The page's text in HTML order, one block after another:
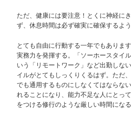
ただ、健康には要注意！とくに神経に
ず、休息時間は必ず確実に確保するよう
とても自由に行動する一年でもありま
実務力を発揮する。「ソーホースタイ
いう「リモートワーク」など出勤しな
イルがとてもしっくりくるはず。ただ
でも通用するものにしなくてはならな
れることになり、能力不足な人にとっ
をつける修行のような厳しい時間にな